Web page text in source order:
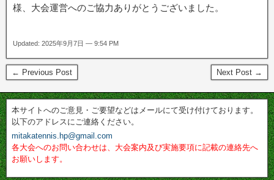
様、大会運営へのご協力ありがとうございました。
Updated: 2025年9月7日 — 9:54 PM
← Previous Post Next Post →
本サイトへのご意見・ご要望などはメールにて受け付けております。
以下のアドレスにご連絡ください。
mitakatennis.hp@gmail.com
各大会へのお問い合わせは、大会案内及び実施要項に記載の連絡先へ
お願いします。